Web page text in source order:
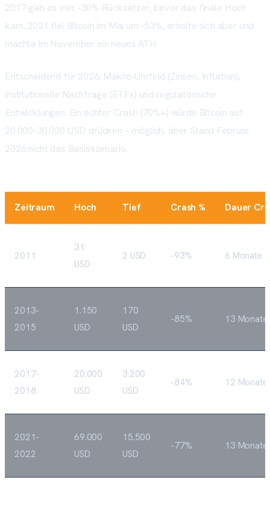
2017 gab es vier -30%-Rücksetzer, bevor das finale Hoch
kam. 2021 fiel Bitcoin im Mai um -53%, erholte sich aber und
machte im November ein neues ATH.
Entscheidend für 2026: Makro-Umfeld (Zinsen, Inflation),
institutionelle Nachfrage (ETFs) und regulatorische
Entwicklungen. Ein echter Crash (70%+) würde Bitcoin auf
20.000-30.000 USD drücken – möglich, aber Stand Februar
2026 nicht das Basisszenario.
Zeitraum Hoch Tief Crash % Dauer
2011
31
USD
2 USD -93% 6 Monate
2013-
2015
1.150
USD
170
USD
-85% 13 Monate
2017-
2018
20.000
USD
3.200
USD
-84% 12 Monate
2021-
2022
69.000
USD
15.500
USD
-77% 13 Monate